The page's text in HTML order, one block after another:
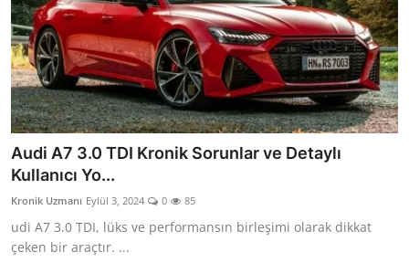
Audi A7 3.0 TDI Kronik Sorunlar ve Detaylı
Kullanıcı Yo...
Kronik Uzmanı Eylül 3, 2024 0 85
udi A7 3.0 TDI, lüks ve performansın birleşimi olarak dikkat
çeken bir araçtır. ...